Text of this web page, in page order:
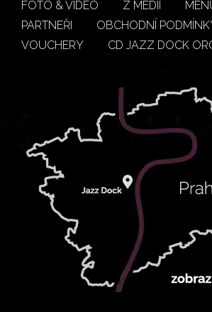
FOTO & VIDEO
Z MÉDIÍ
PARTNEŘI
OBCHODNÍ
VOUCHERY
CD JAZZ DOCK